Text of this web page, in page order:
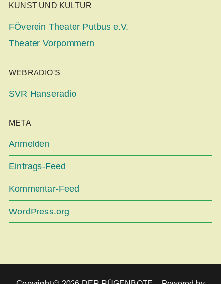
KUNST UND KULTUR
FÖverein Theater Putbus e.V.
Theater Vorpommern
WEBRADIO'S
SVR Hanseradio
META
Anmelden
Eintrags-Feed
Kommentar-Feed
WordPress.org